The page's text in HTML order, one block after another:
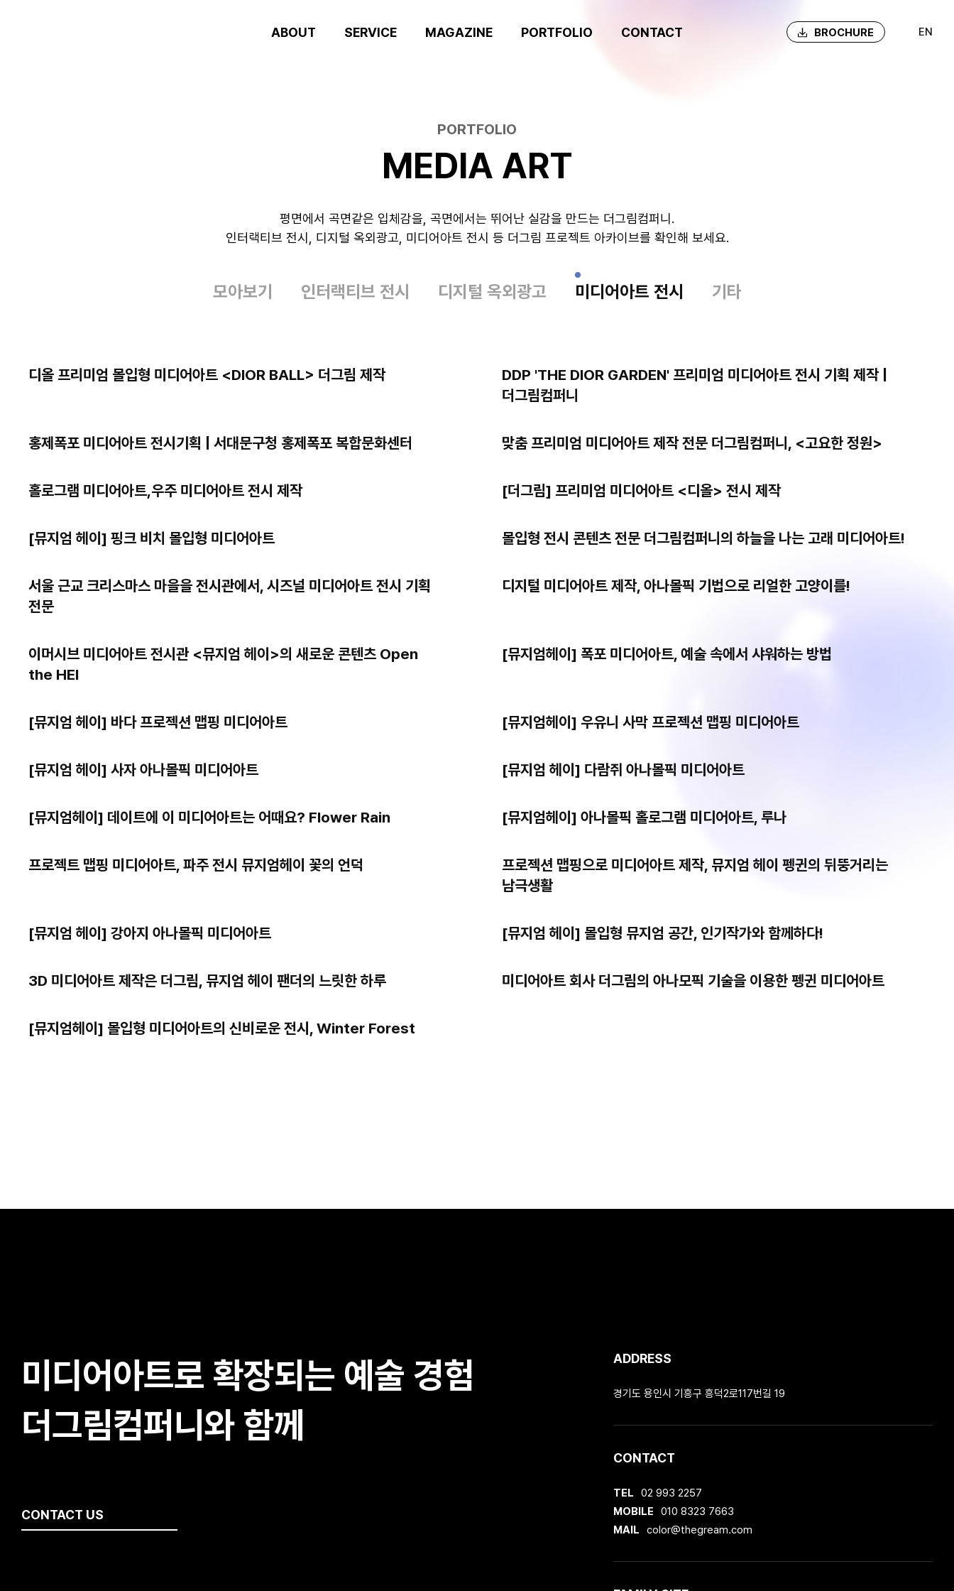
ABOUT SERVICE MAGAZINE PORTFOLIO CONTACT BROCHURE EN
PORTFOLIO
MEDIA ART
평면에서 곡면같은 입체감을, 곡면에서는 뛰어난 실감을 만드는 더그림컴퍼니.
인터랙티브 전시, 디지털 옥외광고, 미디어아트 전시 등 더그림 프로젝트 아카이브를 확인해 보세요.
모아보기 인터랙티브 전시 디지털 옥외광고 미디어아트 전시 기타
디올 프리미엄 몰입형 미디어아트 <DIOR BALL> 더그림 제작
DDP 'THE DIOR GARDEN' 프리미엄 미디어아트 전시 기획 제작 |
더그림컴퍼니
홍제폭포 미디어아트 전시기획 | 서대문구청 홍제폭포 복합문화센터 맞춤 프리미엄 미디어아트 제작 전문 더그림컴퍼니, <고요한 정원>
홀로그램 미디어아트,우주 미디어아트 전시 제작 [더그림] 프리미엄 미디어아트 <디올> 전시 제작
[뮤지엄 헤이] 핑크 비치 몰입형 미디어아트 몰입형 전시 콘텐츠 전문 더그림컴퍼니의 하늘을 나는 고래 미디어아트!
서울 근교 크리스마스 마을을 전시관에서, 시즈널 미디어아트 전시 기획
전문
디지털 미디어아트 제작, 아나몰픽 기법으로 리얼한 고양이를!
이머시브 미디어아트 전시관 <뮤지엄 헤이>의 새로운 콘텐츠 Open
the HEI
[뮤지엄헤이] 폭포 미디어아트, 예술 속에서 샤워하는 방법
[뮤지엄 헤이] 바다 프로젝션 맵핑 미디어아트 [뮤지엄헤이] 우유니 사막 프로젝션 맵핑 미디어아트
[뮤지엄 헤이] 사자 아나몰픽 미디어아트 [뮤지엄 헤이] 다람쥐 아나몰픽 미디어아트
[뮤지엄헤이] 데이트에 이 미디어아트는 어때요? Flower Rain [뮤지엄헤이] 아나몰픽 홀로그램 미디어아트, 루나
프로젝트 맵핑 미디어아트, 파주 전시 뮤지엄헤이 꽃의 언덕
프로젝션 맵핑으로 미디어아트 제작, 뮤지엄 헤이 펭귄의 뒤뚱거리는
남극생활
[뮤지엄 헤이] 강아지 아나몰픽 미디어아트 [뮤지엄 헤이] 몰입형 뮤지엄 공간, 인기작가와 함께하다!
3D 미디어아트 제작은 더그림, 뮤지엄 헤이 팬더의 느릿한 하루 미디어아트 회사 더그림의 아나모픽 기술을 이용한 펭귄 미디어아트
[뮤지엄헤이] 몰입형 미디어아트의 신비로운 전시, Winter Forest
미디어아트로 확장되는 예술 경험
더그림컴퍼니와 함께
CONTACT US
ADDRESS
경기도 용인시 기흥구 흥덕2로117번길 19
CONTACT
TEL
02 993 2257
MOBILE
010 8323 7663
MAIL
color@thegream.com